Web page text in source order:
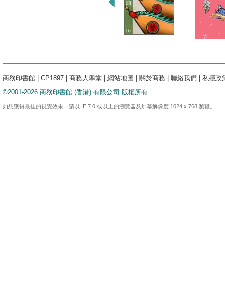
商務印書館 CP1897 商務大學堂 網站地圖 關於商務 聯絡我們
私穩政
©2001-2026 商務印書館 (香港) 有限公司 版權所有
如想獲得最佳的視覺效果，請以 IE 7.0 或以上的瀏覽器及屏幕解像度 1024 x 768 瀏覽。